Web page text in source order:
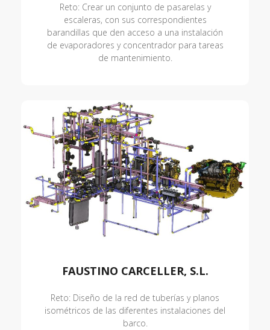
Reto: Crear un conjunto de pasarelas y
escaleras, con sus correspondientes
barandillas que den acceso a una instalación
de evaporadores y concentrador para tareas
de mantenimiento.
FAUSTINO CARCELLER, S.L.
Reto: Diseño de la red de tuberías y planos
isométricos de las diferentes instalaciones del
barco.